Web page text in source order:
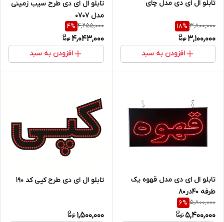
تابلو ال ای دی مدل چای
3,800,000
18%
3,100,000
افزودن به سبد
تابلو ال ای دی طرح سیب زمینی
مدل 0707
4,255,000
4%
4,043,000
افزودن به سبد
تابلو ال ای دی مدل قهوه یک
طرفه 40در80
5,800,000
6%
5,400,000
تابلو ال ای دی طرح کپی کد ۱۹۰
1,500,000